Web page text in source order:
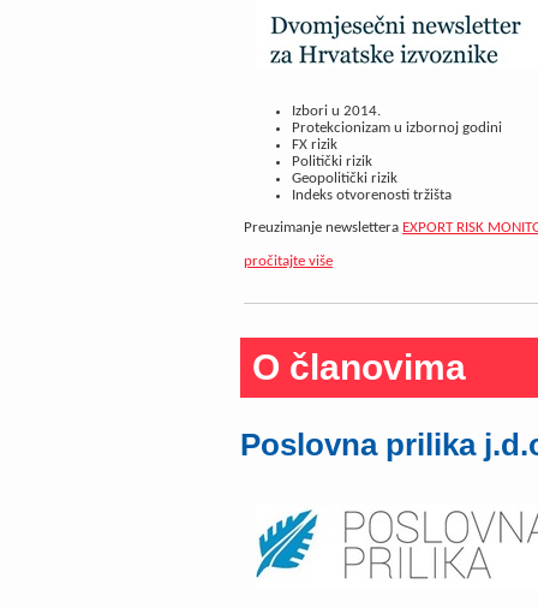
Izbori u 2014.
Protekcionizam u izbornoj godini
FX rizik
Politički rizik
Geopolitički rizik
Indeks otvorenosti tržišta
Preuzimanje newslettera EXPORT RISK
pročitajte više
O članovima
Poslovna prilika